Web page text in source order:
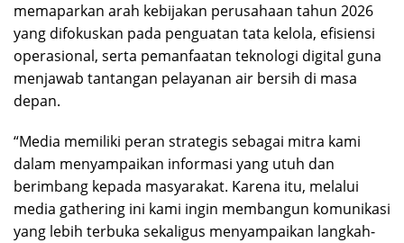
memaparkan arah kebijakan perusahaan tahun 2026
yang difokuskan pada penguatan tata kelola, efisiensi
operasional, serta pemanfaatan teknologi digital guna
menjawab tantangan pelayanan air bersih di masa
depan.
“Media memiliki peran strategis sebagai mitra kami
dalam menyampaikan informasi yang utuh dan
berimbang kepada masyarakat. Karena itu, melalui
media gathering ini kami ingin membangun komunikasi
yang lebih terbuka sekaligus menyampaikan langkah-